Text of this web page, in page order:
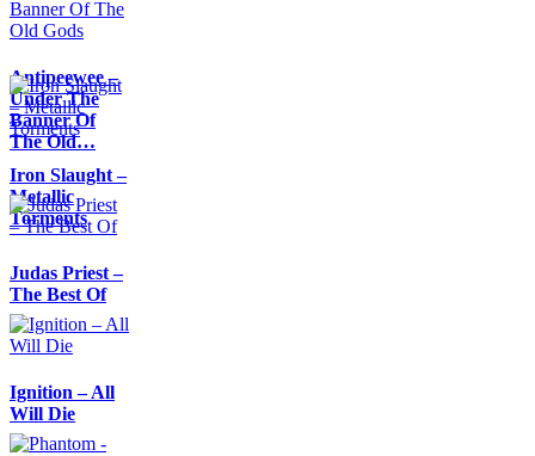
Antipeewee –
Under The
Banner Of
The Old…
Iron Slaught –
Metallic
Torments
Judas Priest –
The Best Of
Ignition – All
Will Die